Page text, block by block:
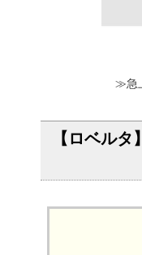
≫急
【ロベル